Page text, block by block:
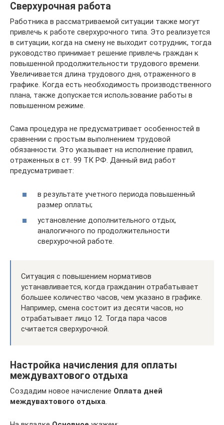
Сверхурочная работа
Работника в рассматриваемой ситуации также могут
привлечь к работе сверхурочного типа. Это реализуется
в ситуации, когда на смену не выходит сотрудник, тогда
руководство принимает решение привлечь граждан к
повышенной продолжительности трудового времени.
Увеличивается длина трудового дня, отраженного в
графике. Когда есть необходимость производственного
плана, также допускается использование работы в
повышенном режиме.
Сама процедура не предусматривает особенностей в
сравнении с простым выполнением трудовой
обязанности. Это указывает на исполнение правил,
отраженных в ст. 99 ТК РФ. Данный вид работ
предусматривает:
в результате учетного периода повышенный
размер оплаты;
установление дополнительного отдых,
аналогичного по продолжительности
сверхурочной работе.
Ситуация с повышением нормативов
устанавливается, когда гражданин отрабатывает
большее количество часов, чем указано в графике.
Например, смена состоит из десяти часов, но
отрабатывает лицо 12. Тогда пара часов
считается сверхурочной.
Настройка начисления для оплаты
междувахтового отдыха
Создадим новое начисление Оплата дней
междувахтового отдыха.